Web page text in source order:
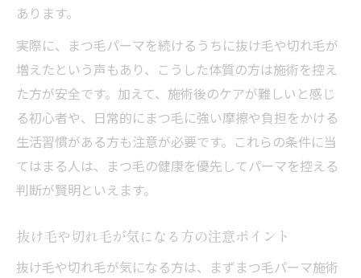
あります。
実際に、まつ毛パーマを続けるうちに抜け毛や切れ毛が
増えたという声もあり、こうした体質の方は施術を控え
た方が安全です。加えて、施術後のケアが難しいと感じ
る初心者や、日常的にまつ毛に強い摩擦や負担をかける
生活習慣がある方も注意が必要です。これらの条件に当
てはまる人は、まつ毛の健康を優先してパーマを控える
判断が賢明といえます。
抜け毛や切れ毛が気になる方の注意ポイント
抜け毛や切れ毛が気になる方は、まずまつ毛パーマ施術